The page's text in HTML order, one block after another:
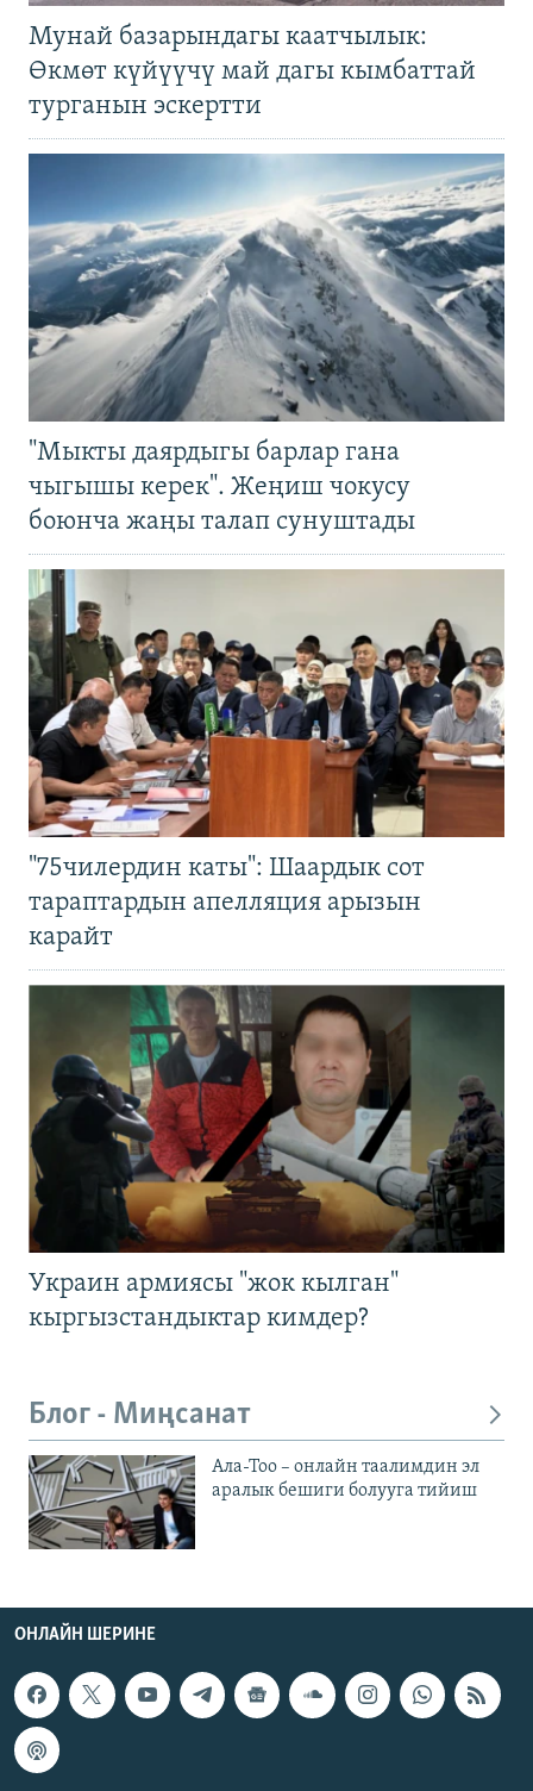
Мунай базарындагы каатчылык:
Өкмөт күйүүчү май дагы кымбаттай
турганын эскертти
"Мыкты даярдыгы барлар гана
чыгышы керек". Жеңиш чокусу
боюнча жаңы талап сунуштады
"75чилердин каты": Шаардык сот
тараптардын апелляция арызын
карайт
Украин армиясы "жок кылган"
кыргызстандыктар кимдер?
Блог - Миңсанат
Ала-Тоо – онлайн таалимдин эл
аралык бешиги болууга тийиш
ОНЛАЙН ШЕРИНЕ